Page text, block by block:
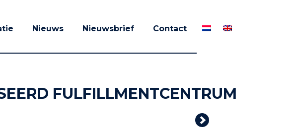
Nieuws Nieuwsbrief Contact
FULFILLMENTCENTRUM
Next